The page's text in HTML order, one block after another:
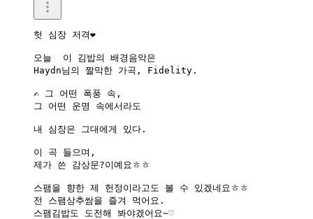
헛 심장 저격❤️
오늘  이 김밥의 배경음악은
Haydn님의 짤막한 가곡, Fidelity.
✍️ 그 어떤 폭풍 속,
그 어떤 운명 속에서라도
내 심장은 그대에게 있다.
이 곡 들으며,
제가 쓴 감상문?이예요ㅎㅎ
스팸을 향한 제 헌정이라고도 볼 수 있겠네요ㅎㅎ
전 스팸상추쌈을 즐겨 먹어요.
스팸김밥도 도전해 봐야겠어요~♡